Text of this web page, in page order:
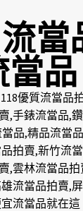
當品
優質流當品
,手錶流當品,
當品,精品流當
拍賣,新竹流
,雲林流當品
流當品拍賣,
流當品就在這